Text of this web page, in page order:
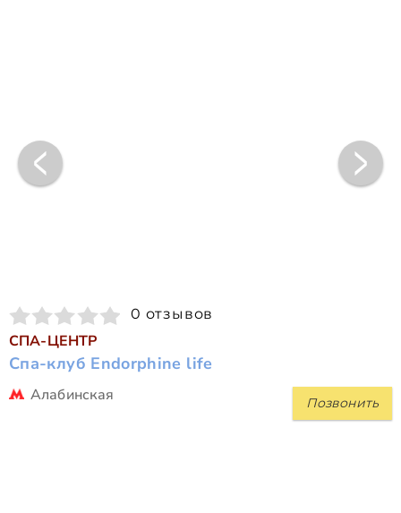
0 отзывов
СПА-ЦЕНТР
Спа-клуб Endorphine life
Позвонить
Алабинская